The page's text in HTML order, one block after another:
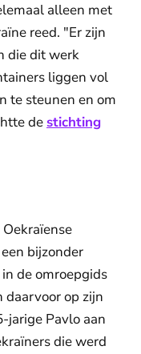
alleen met
reed. "Er zijn
die dit werk
liggen vol
te steunen en om
de stichting
bijzonder
de omroepgids
daarvoor op zijn
jarige Pavlo aan
die werd